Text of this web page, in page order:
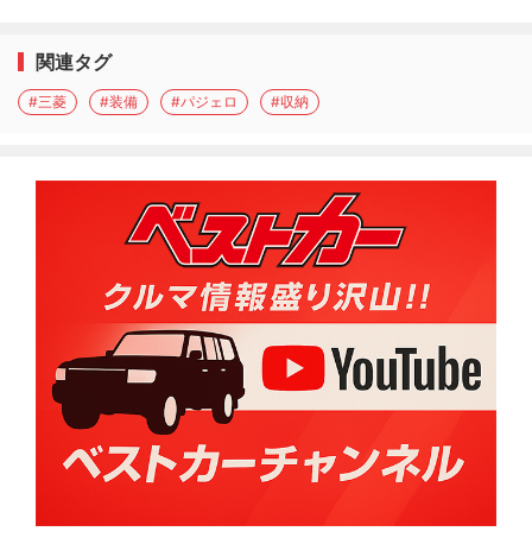
関連タグ
#三菱 #装備 #パジェロ #収納